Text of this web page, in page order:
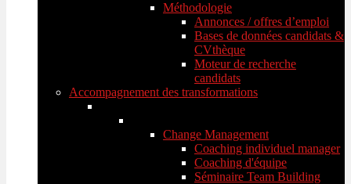
Méthodologie
Annonces / offres d’emploi
Bases de données candidats &
CVthèque
Moteur de recherche
candidats
Accompagnement des transformations
Change Management
Coaching individuel manager
Coaching d'équipe
Séminaire Team Building